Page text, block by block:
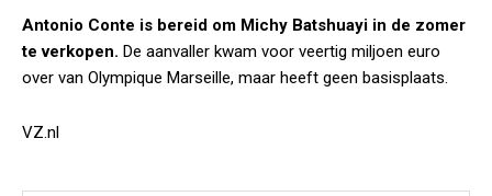
Antonio Conte is bereid om Michy Batshuayi in de zomer
te verkopen. De aanvaller kwam voor veertig miljoen euro
over van Olympique Marseille, maar heeft geen basisplaats.
VZ.nl